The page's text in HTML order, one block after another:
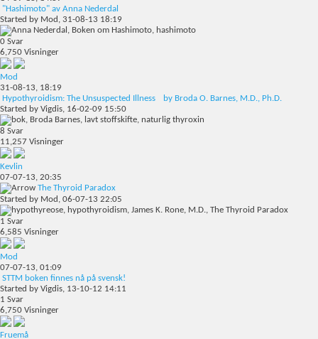
"Hashimoto" av Anna Nederdal
Started by Mod , 31-08-13 18:19
0 Svar
6,750 Visninger
Mod
31-08-13, 18:19
Hypothyroidism: The Unsuspected Illness by Broda O. Barnes, M.D., Ph.D.
Started by Vigdis, 16-02-09 15:50
8 Svar
11,257 Visninger
Kevlin
07-07-13, 20:35
The Thyroid Paradox
Started by Mod , 06-07-13 22:05
1 Svar
6,585 Visninger
Mod
07-07-13, 01:09
STTM boken finnes nå på svensk!
Started by Vigdis, 13-10-12 14:11
1 Svar
6,750 Visninger
Fruemå